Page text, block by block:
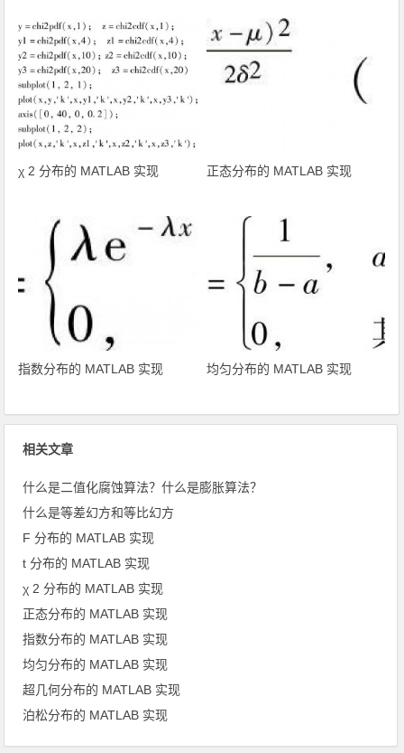
χ 2 分布的 MATLAB 实现 正态分布的 MATLAB 实现
指数分布的 MATLAB 实现 均匀分布的 MATLAB 实现
相关文章
什么是二值化腐蚀算法？什么是膨胀算法？
什么是等差幻方和等比幻方
F 分布的 MATLAB 实现
t 分布的 MATLAB 实现
χ 2 分布的 MATLAB 实现
正态分布的 MATLAB 实现
指数分布的 MATLAB 实现
均匀分布的 MATLAB 实现
超几何分布的 MATLAB 实现
泊松分布的 MATLAB 实现